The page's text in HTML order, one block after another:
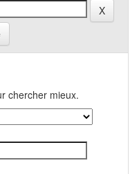
chercher mieux.